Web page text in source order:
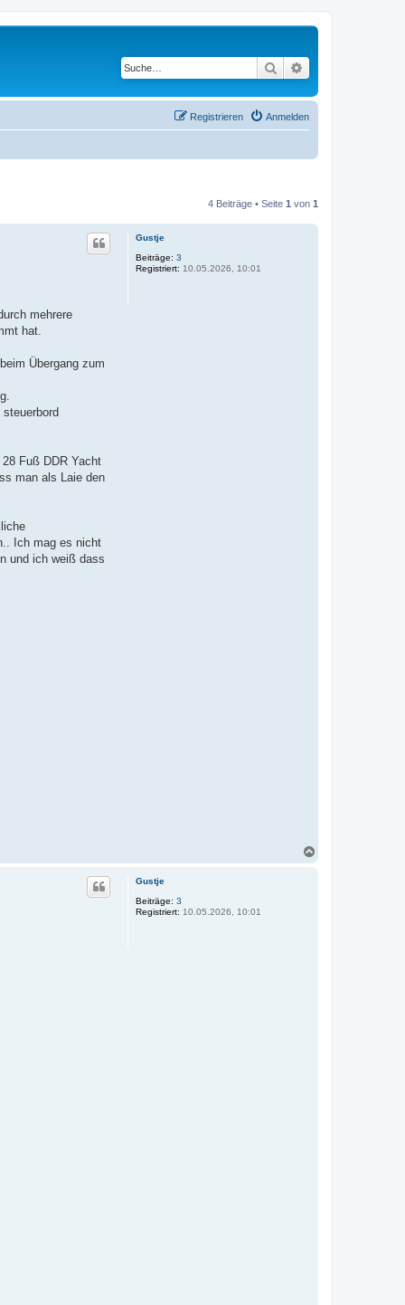
Suche
Anmelden
Registrieren
4 Beiträge • Seite 1 von 1
Gustje
Beiträge: 3
Registriert: 10.05.2026, 10:01
mehrere
hat.
Übergang zum
Fuß DDR Yacht
man als Laie den
Ich mag es nicht
und ich weiß dass
Gustje
Beiträge: 3
Registriert: 10.05.2026, 10:01